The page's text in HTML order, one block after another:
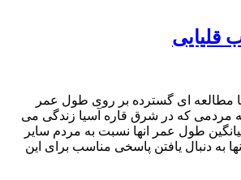
قلیایی
مطالعه ای گسترده بر روی طول عمر
مردمی که در شرق قاره آسیا زندگی می
طول عمر انها نسبت به مردم سایر
به دنبال یافتن پاسخی مناسب برای این